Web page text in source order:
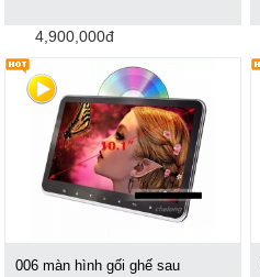
4,900,000đ
006 màn hình gối ghế sau